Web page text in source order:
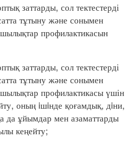
заттарды, сол тектестерді
тұтыну және сонымен
профилактикасын
заттарды, сол тектестерді
тұтыну және сонымен
профилактикасы үшін
оның iшiнде қоғамдық, дiни,
да ұйымдар мен азаматтарды
кеңейту;